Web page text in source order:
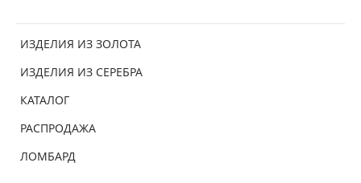
ИЗДЕЛИЯ ИЗ ЗОЛОТА
ИЗДЕЛИЯ ИЗ СЕРЕБРА
КАТАЛОГ
РАСПРОДАЖА
ЛОМБАРД